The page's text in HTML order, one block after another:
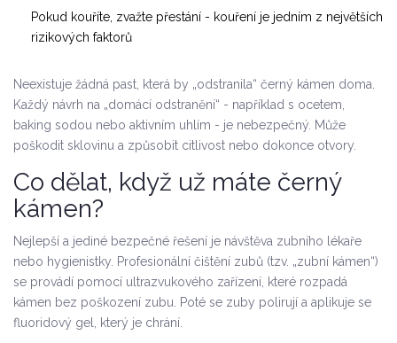
Pokud kouříte, zvažte přestání - kouření je jedním z největších
rizikových faktorů
Neexistuje žádná past, která by „odstranila“ černý kámen doma.
Každý návrh na „domácí odstranění“ - například s ocetem,
baking sodou nebo aktivním uhlím - je nebezpečný. Může
poškodit sklovinu a způsobit citlivost nebo dokonce otvory.
Co dělat, když už máte černý
kámen?
Nejlepší a jediné bezpečné řešení je návštěva zubního lékaře
nebo hygienistky. Profesionální čištění zubů (tzv. „zubní kámen“)
se provádí pomocí ultrazvukového zařízení, které rozpadá
kámen bez poškození zubu. Poté se zuby polirují a aplikuje se
fluoridový gel, který je chrání.